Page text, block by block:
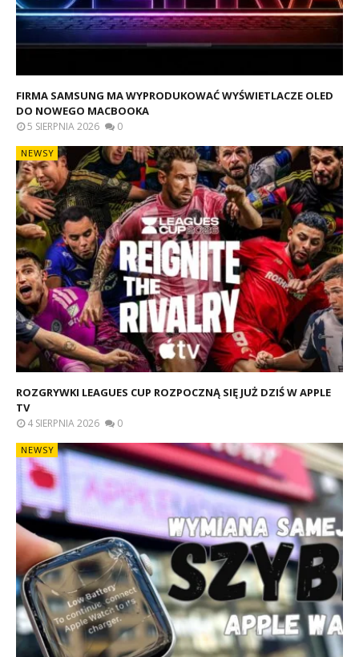
FIRMA SAMSUNG MA WYPRODUKOWAĆ WYŚWIETLACZE OLED
DO NOWEGO MACBOOKA
5 SIERPNIA 2026 0
NEWSY
ROZGRYWKI LEAGUES CUP ROZPOCZNĄ SIĘ JUŻ DZIŚ W APPLE
TV
4 SIERPNIA 2026 0
NEWSY